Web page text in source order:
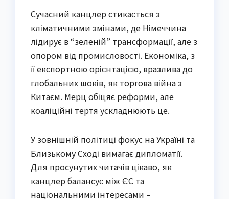
Сучасний канцлер стикається з
кліматичними змінами, де Німеччина
лідирує в “зеленій” трансформації, але з
опором від промисловості. Економіка, з
її експортною орієнтацією, вразлива до
глобальних шоків, як торгова війна з
Китаєм. Мерц обіцяє реформи, але
коаліційні тертя ускладнюють це.
У зовнішній політиці фокус на Україні та
Близькому Сході вимагає дипломатії.
Для просунутих читачів цікаво, як
канцлер балансує між ЄС та
національними інтересами –